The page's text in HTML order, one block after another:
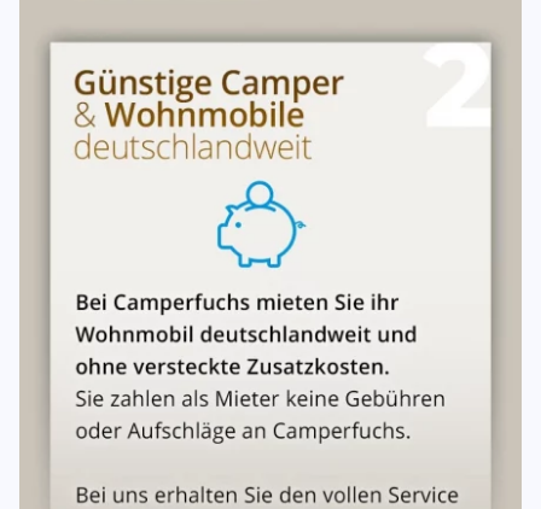
nicht vollständig gefülltem Kraftstofftank zum Vermieter
zusätzliche Leistung kann der Vermieter die Bezahlung
einer angemessenen Vergütung beanspruchen, die Kosten
für den nachgefüllten Kraftstoff muss der Mieter auf
Nachweis zum Tagespreis vergüten.
Das Fahrzeug ist als Selbstfahrervermietfahrzeug wie folgt
Kfz Haftpflichtversicherung mit einer Deckungssumme
von 100 Mio. EUR pauschal.
Teil- und Vollkaskoversicherung mit einer
Selbstbeteiligung in Höhe von 1000,-€/ 2000,-€.
Schutzbrief (Pannenschutzbrief) der Kfz-Versicherung nach
Abschnitt A 3 der AKB². ²Allgemeine Bedingungen für die
Gesamtverbandes der deutschen Versicherungswirtschaft.